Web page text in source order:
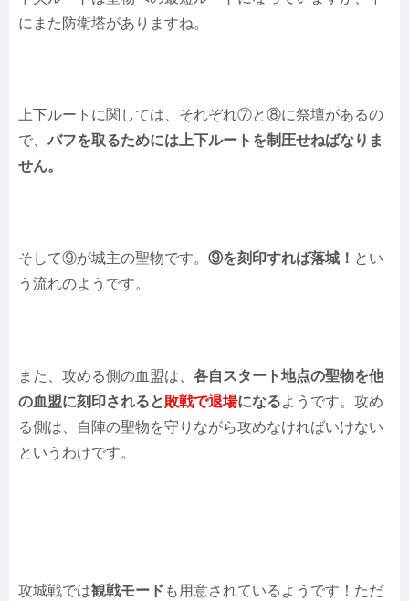
にまた防衛塔がありますね。
上下ルートに関しては、それぞれ⑦と⑧に祭壇があるの
で、 バフを取るためには上下ルートを制圧せねばなりま
せん。
そして⑨が城主の聖物です。 ⑨を刻印すれば落城！ とい
う流れのようです。
また、攻める側の血盟は、 各自スタート地点の聖物を他
の血盟に刻印されると敗戦で退場になるようです。攻め
る側は、自陣の聖物を守りながら攻めなければいけない
というわけです。
攻城戦では観戦モード も用意されているようです！ただ